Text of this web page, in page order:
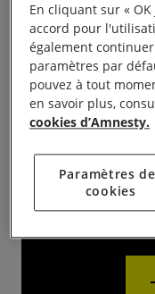
Venez faire *le
Trouvez
En cliquant sur « OK
accord pour
également
paramètres par
pouvez à tout
en savoir plus,
cookies d’Amnesty.
Paramètres
cookies